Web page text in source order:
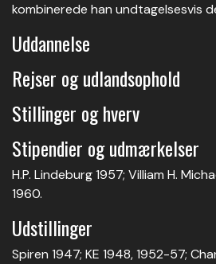
kombinerede han undtagelsesvis
Uddannelse
Rejser og udlandsophold
Stillinger og hverv
Stipendier og udmærkelser
H.P. Lindeburg 1957; Villiam H.
1960.
Udstillinger
Spiren 1947; KE 1948, 1952-57;